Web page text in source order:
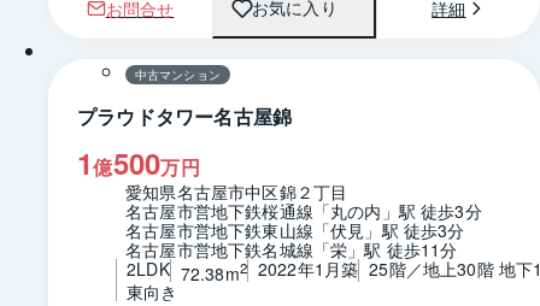
お問合せ お気に入り 詳細
1 / 0 間取り
中古マンション
プラウドタワー名古屋錦
1億500万円
愛知県名古屋市中区錦２丁目
名古屋市営地下鉄桜通線「丸の内」駅 徒歩3分
名古屋市営地下鉄東山線「伏見」駅 徒歩3分
名古屋市営地下鉄名城線「栄」駅 徒歩11分
2LDK 72.38m2 2022年1月築 25階／地上30階 地下
東向き